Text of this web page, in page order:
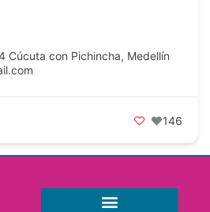
Cúcuta con Pichincha, Medellín
146